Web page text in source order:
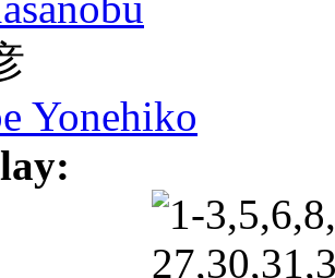
Yonehiko